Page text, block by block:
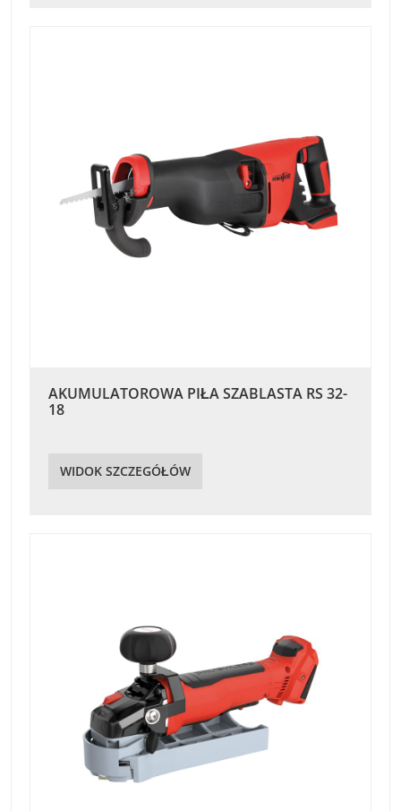
AKUMULATOROWA PIŁA SZABLASTA RS 32-
18
WIDOK SZCZEGÓŁÓW